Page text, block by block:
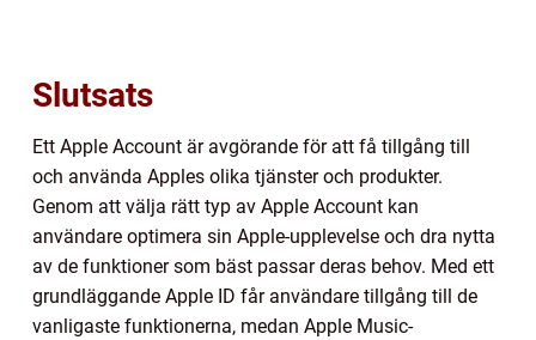
Slutsats
Ett Apple Account är avgörande för att få tillgång till
och använda Apples olika tjänster och produkter.
Genom att välja rätt typ av Apple Account kan
användare optimera sin Apple-upplevelse och dra nytta
av de funktioner som bäst passar deras behov. Med ett
grundläggande Apple ID får användare tillgång till de
vanligaste funktionerna, medan Apple Music-